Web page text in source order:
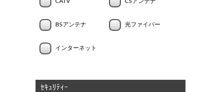
BSアンテナ 光ファイバー
インターネット
ｾｷｭﾘﾃｨｰ